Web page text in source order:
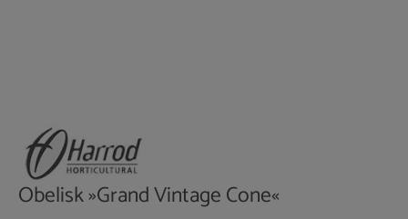
Obelisk »Grand Vintage Cone«